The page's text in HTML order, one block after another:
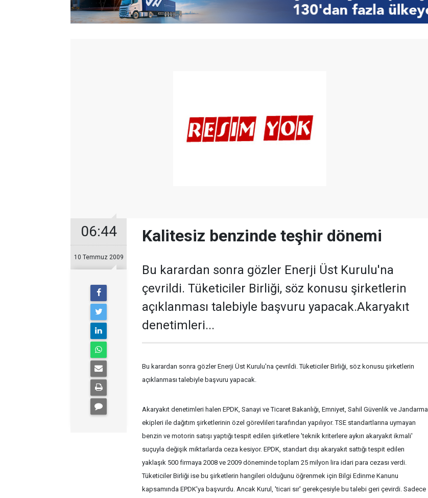
06:44
10 Temmuz 2009
Kalitesiz benzinde teşhir dönemi
Bu karardan sonra gözler Enerji Üst Kurulu'na
çevrildi. Tüketiciler Birliği, söz konusu şirketlerin
açıklanması talebiyle başvuru yapacak.Akaryakıt
denetimleri...
Bu karardan sonra gözler Enerji Üst Kurulu'na çevrildi. Tüketiciler Birliği, söz konusu şirketlerin
açıklanması talebiyle başvuru yapacak.
Akaryakıt denetimleri halen EPDK, Sanayi ve Ticaret Bakanlığı, Emniyet, Sahil Güvenlik ve Jandarma
ekipleri ile dağıtım şirketlerinin özel görevlileri tarafından yapılıyor. TSE standartlarına uymayan
benzin ve motorin satışı yaptığı tespit edilen şirketlere 'teknik kriterlere aykırı akaryakıt ikmali'
suçuyla değişik miktarlarda ceza kesiyor. EPDK, standart dışı akaryakıt sattığı tespit edilen
yaklaşık 500 firmaya 2008 ve 2009 döneminde toplam 25 milyon lira idari para cezası verdi.
Tüketiciler Birliği ise bu şirketlerin hangileri olduğunu öğrenmek için Bilgi Edinme Kanunu
kapsamında EPDK'ya başvurdu. Ancak Kurul, 'ticari sır' gerekçesiyle bu talebi geri çevirdi. Sadece